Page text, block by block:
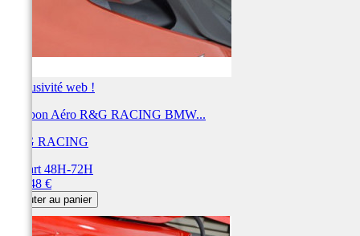
Exclusivité web !
Tampon Aéro R&G RACING BMW...
R&G RACING
Départ 48H-72H
303,48 €
Ajouter au panier